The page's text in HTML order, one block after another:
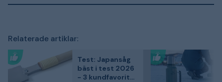
Relaterade artiklar:
Test: Japansåg
bäst i test 2026
- 3 kundfavoriter